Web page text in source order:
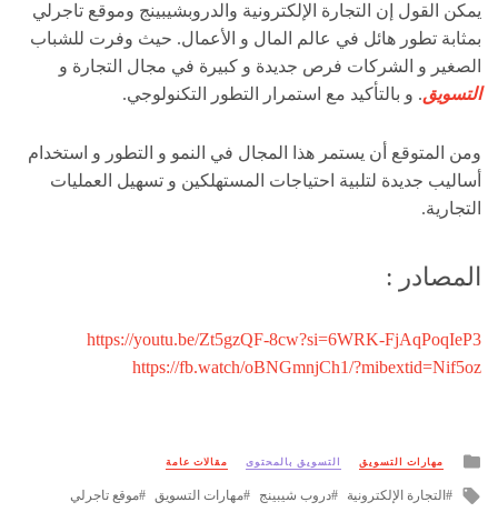
يمكن القول إن التجارة الإلكترونية والدروبشيبينج وموقع تاجرلي
بمثابة تطور هائل في عالم المال و الأعمال. حيث وفرت للشباب
الصغير و الشركات فرص جديدة و كبيرة في مجال التجارة و
التسويق. و بالتأكيد مع استمرار التطور التكنولوجي.
ومن المتوقع أن يستمر هذا المجال في النمو و التطور و استخدام
أساليب جديدة لتلبية احتياجات المستهلكين و تسهيل العمليات
التجارية.
المصادر :
https://youtu.be/Zt5gzQF-8cw?si=6WRK-FjAqPoqIeP3
https://fb.watch/oBNGmnjCh1/?mibextid=Nif5oz
Posted
مهارات التسويق التسويق بالمحتوى مقالات عامة
Tagged
التجارة الإلكترونية دروب شيبينج مهارات التسويق موقع تاجرلي